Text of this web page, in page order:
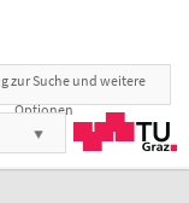
zur Suche und weitere
Optionen